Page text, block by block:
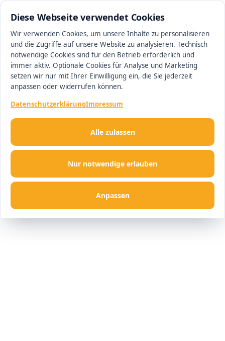
Diese Webseite verwendet Cookies
Wir verwenden Cookies, um unsere Inhalte zu personalisieren
und die Zugriffe auf unsere Website zu analysieren. Technisch
notwendige Cookies sind für den Betrieb erforderlich und
immer aktiv. Optionale Cookies für Analyse und Marketing
setzen wir nur mit Ihrer Einwilligung ein, die Sie jederzeit
anpassen oder widerrufen können.
DatenschutzerklärungImpressum
Nur notwendige erlauben
Anpassen
Alle zulassen